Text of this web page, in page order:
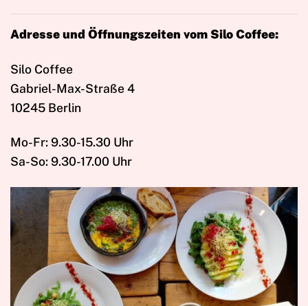
Adresse und Öffnungszeiten vom Silo Coffee:
Silo Coffee
Gabriel-Max-Straße 4
10245 Berlin
Mo-Fr: 9.30-15.30 Uhr
Sa-So: 9.30-17.00 Uhr